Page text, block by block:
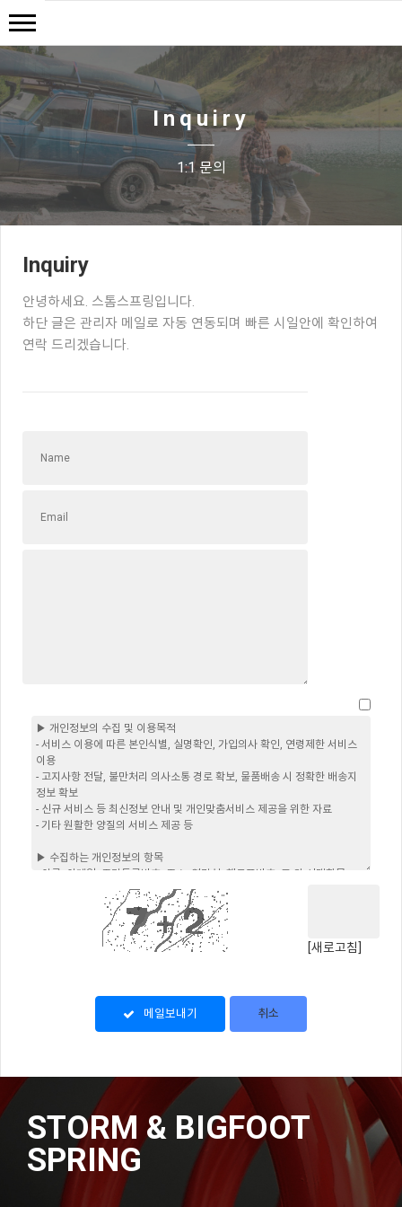
Inquiry
1:1 문의
Inquiry
안녕하세요. 스톰스프링입니다.
하단 글은 관리자 메일로 자동 연동되며 빠른 시일안에 확인하여
연락 드리겠습니다.
[새로고침]
메일보내기 취소
STORM & BIGFOOT
SPRING